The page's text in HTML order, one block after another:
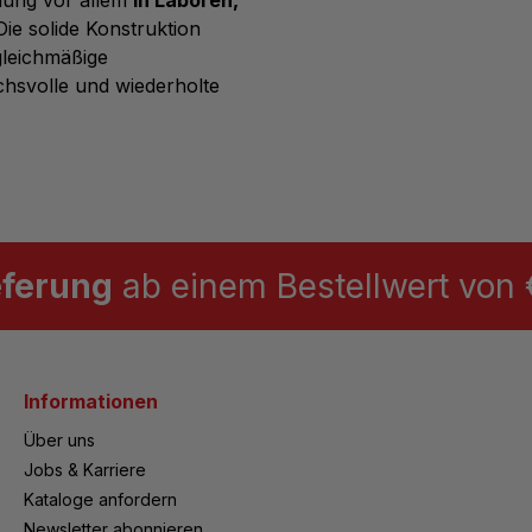
solide Konstruktion
und wiederholte
ab einem Bestellwert von
Informationen
Über uns
Jobs & Karriere
Kataloge anfordern